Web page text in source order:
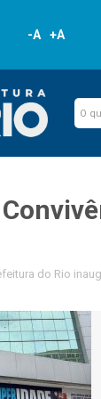
-A +A
do Rio